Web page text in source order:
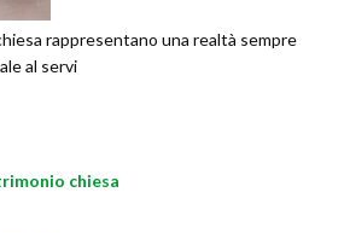
rappresentano una realtà sempre
al servi
chiesa